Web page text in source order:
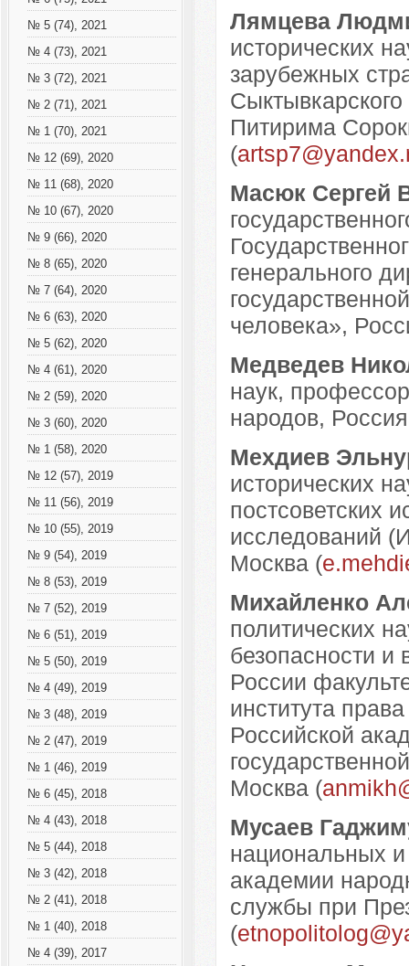
№ 5 (74), 2021
№ 4 (73), 2021
№ 3 (72), 2021
№ 2 (71), 2021
№ 1 (70), 2021
№ 12 (69), 2020
№ 11 (68), 2020
№ 10 (67), 2020
№ 9 (66), 2020
№ 8 (65), 2020
№ 7 (64), 2020
№ 6 (63), 2020
№ 5 (62), 2020
№ 4 (61), 2020
№ 2 (59), 2020
№ 3 (60), 2020
№ 1 (58), 2020
№ 12 (57), 2019
№ 11 (56), 2019
№ 10 (55), 2019
№ 9 (54), 2019
№ 8 (53), 2019
№ 7 (52), 2019
№ 6 (51), 2019
№ 5 (50), 2019
№ 4 (49), 2019
№ 3 (48), 2019
№ 2 (47), 2019
№ 1 (46), 2019
№ 6 (45), 2018
№ 4 (43), 2018
№ 5 (44), 2018
№ 3 (42), 2018
№ 2 (41), 2018
№ 1 (40), 2018
№ 4 (39), 2017
Лямцева
исторических
зарубежных
Сыктывкарского
Питирима
(
Масюк Сергей
генерального
человека»,
Медведев
наук,
народов,
Мехдиев
исторических
постсоветских
исследований
Москва (
Михайленко
политических
безопасности и
России
института
Российской
Москва (
Мусаев
национальных
академии
службы при
(